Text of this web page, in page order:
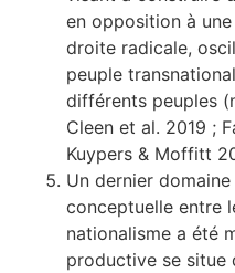
en opposition à
droite radicale,
peuple
différents peuples
Cleen et al. 2019 ;
Kuypers & Moffitt
Un dernier
conceptuelle entre
nationalisme a été
productive se situe